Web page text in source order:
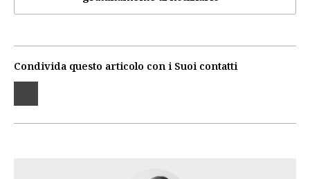
Condivida questo articolo con i Suoi contatti